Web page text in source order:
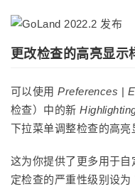
更改检查的高亮显示
可以使用Preferences |
检查）中的新
下拉菜单调整检查的高亮
这为你提供了更多用于
定检查的严重性级别设为